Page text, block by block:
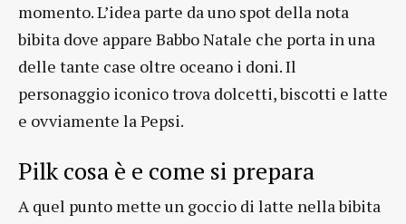
momento. L’idea parte da uno spot della nota
bibita dove appare Babbo Natale che porta in una
delle tante case oltre oceano i doni. Il
personaggio iconico trova dolcetti, biscotti e latte
e ovviamente la Pepsi.
Pilk cosa è e come si prepara
A quel punto mette un goccio di latte nella bibita